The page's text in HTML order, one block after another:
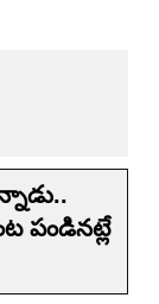
పండినట్లే